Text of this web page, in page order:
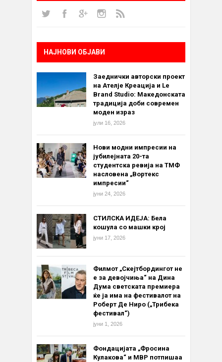
НАЈНОВИ ОБЈАВИ
Заеднички авторски проект
на Ателје Креација и Le
Brand Studio: Македонската
традиција доби современ
моден израз
јули 16, 2026
Нови модни импресии на
јубилејната 20-та
студентска ревија на ТМФ
насловена „Вортекс
импресии“
јуни 24, 2026
СТИЛСКА ИДЕЈА: Бела
кошула со машки крој
јуни 17, 2026
Филмот „Скејтбордингот не
е за девојчиња“ на Дина
Дума светската премиера
ќе ја има на фестивалот на
Роберт Де Ниро („Трибека
фестивал“)
јуни 1, 2026
Фондацијата „Фросина
Кулакова“ и МВР потпишаа